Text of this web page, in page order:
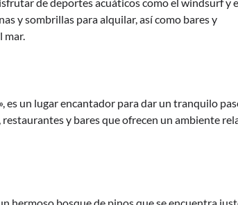
y sombrillas para alquilar, así como bares y
mar.
es un lugar encantador para dar un tranquilo
y bares que ofrecen un ambiente